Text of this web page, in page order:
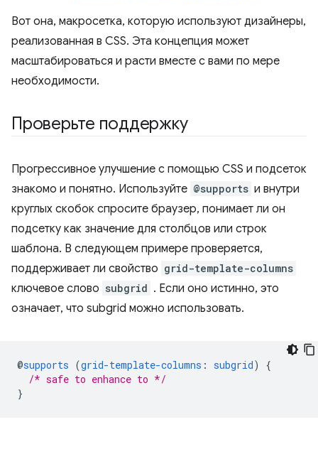
Вот она, макросетка, которую используют дизайнеры,
реализованная в CSS. Эта концепция может
масштабироваться и расти вместе с вами по мере
необходимости.
Проверьте поддержку
Прогрессивное улучшение с помощью CSS и подсеток
знакомо и понятно. Используйте @supports и внутри
круглых скобок спросите браузер, понимает ли он
подсетку как значение для столбцов или строк
шаблона. В следующем примере проверяется,
поддерживает ли свойство grid-template-columns
ключевое слово subgrid . Если оно истинно, это
означает, что subgrid можно использовать.
@supports (grid-template-columns : subgrid)
{
/* safe to enhance to */
}